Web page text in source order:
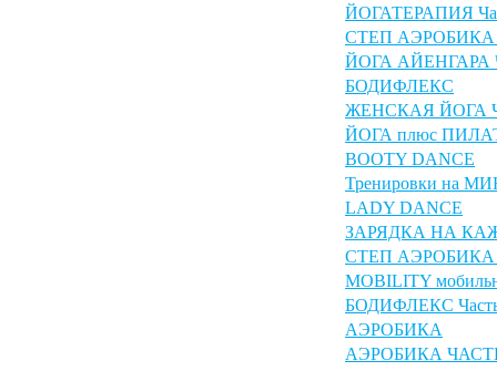
ЙОГАТЕРАПИЯ
СТЕП
ЙОГА АЙЕНГАРА
БОДИФЛЕКС
ЖЕНСКАЯ ЙОГА
ЙОГА плюс
BOOTY DANCE
Тренировки на
LADY DANCE
ЗАРЯДКА НА
СТЕП
MOBILITY
БОДИФЛЕКС
АЭРОБИКА
АЭРОБИКА